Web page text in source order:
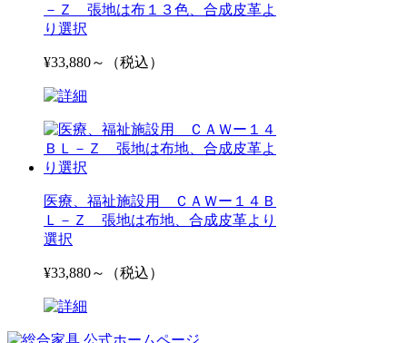
－Ｚ 張地は布１３色、合成皮革よ
り選択
¥33,880～（税込）
医療、福祉施設用 ＣＡＷー１４Ｂ
Ｌ－Ｚ 張地は布地、合成皮革より
選択
¥33,880～（税込）